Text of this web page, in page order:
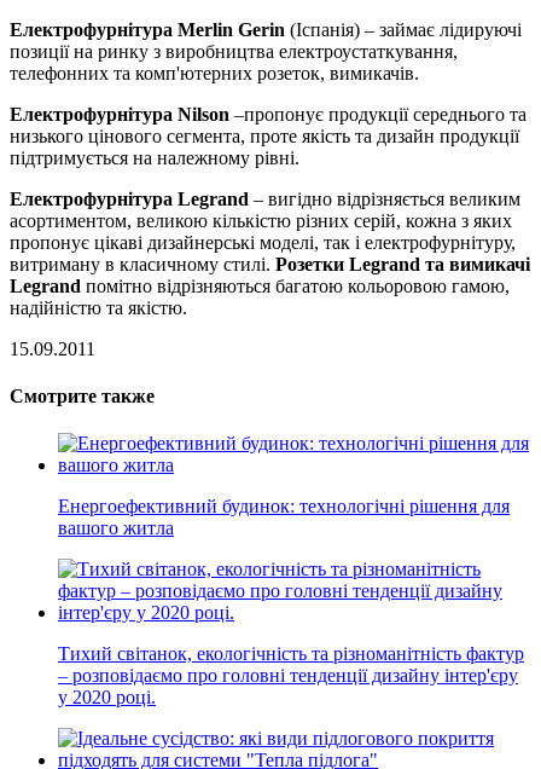
Електрофурнітура Merlin Gerin (Іспанія) – займає лідируючі
позиції на ринку з виробництва електроустаткування,
телефонних та комп'ютерних розеток, вимикачів.
Електрофурнітура Nilson –пропонує продукції середнього та
низького цінового сегмента, проте якість та дизайн продукції
підтримується на належному рівні.
Електрофурнітура Legrand – вигідно відрізняється великим
асортиментом, великою кількістю різних серій, кожна з яких
пропонує цікаві дизайнерські моделі, так і електрофурнітуру,
витриману в класичному стилі. Розетки Legrand та вимикачі
Legrand помітно відрізняються багатою кольоровою гамою,
надійністю та якістю.
15.09.2011
Смотрите также
Енергоефективний будинок: технологічні рішення для
вашого житла
Тихий світанок, екологічність та різноманітність фактур
– розповідаємо про головні тенденції дизайну інтер'єру
у 2020 році.